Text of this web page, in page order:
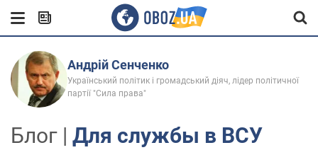
Андрій Сенченко
Український політик і громадський діяч, лідер політичної
партії "Сила права"
Блог | Для службы в ВСУ